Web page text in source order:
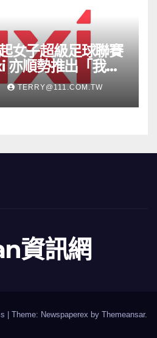
女子超級足球聯賽
亦順勢推出「我的
TERRY@111.COM.TW
資訊網
Theme: Newspaperex by Themeansar.